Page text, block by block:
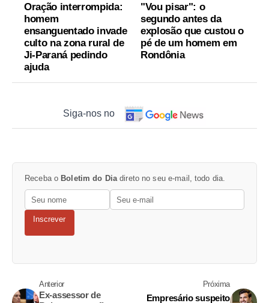
Oração interrompida:
homem
ensanguentado invade
culto na zona rural de
Ji-Paraná pedindo
ajuda
"Vou pisar": o
segundo antes da
explosão que custou o
pé de um homem em
Rondônia
Siga-nos no
Receba o Boletim do Dia direto no seu e-mail, todo dia.
Inscrever
Anterior
Ex-assessor de
Próxima
Empresário suspeito